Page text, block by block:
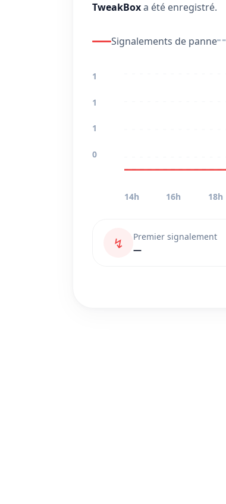
TweakBoxa été enregistré.
Signalements de panne
1
1
1
0
14h 16h 18h
↯
Premier signalement
—